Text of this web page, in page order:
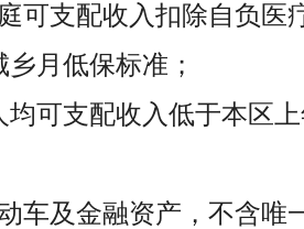
可支配收入扣除自负医
月低保标准；
均可支配收入低于本区
车及金融资产，不含唯